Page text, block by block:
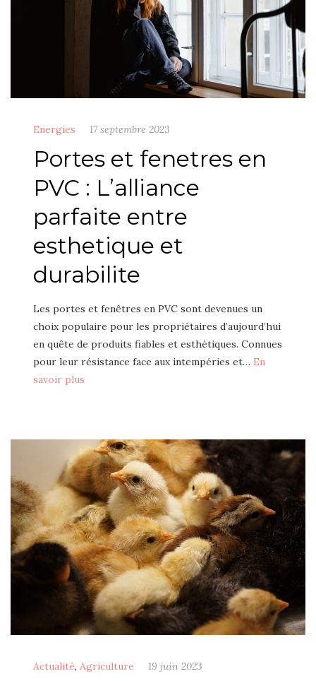
Energies 17 septembre 2023
Portes et fenetres en
PVC : L’alliance
parfaite entre
esthetique et
durabilite
Les portes et fenêtres en PVC sont devenues un
choix populaire pour les propriétaires d’aujourd’hui
en quête de produits fiables et esthétiques. Connues
pour leur résistance face aux intempéries et… En
savoir plus
Actualité, Agriculture 19 juin 2023